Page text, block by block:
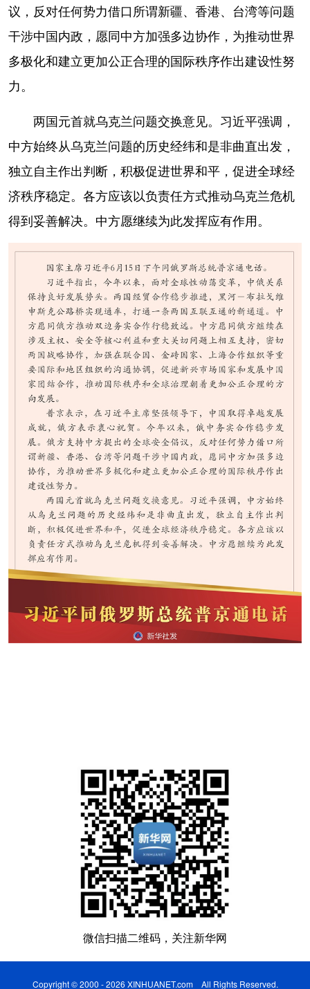
Deutsch Português
议，反对任何势力借口所谓新疆、香港、台湾等问题
干涉中国内政，愿同中方加强多边协作，为推动世界
多极化和建立更加公正合理的国际秩序作出建设性努
力。
两国元首就乌克兰问题交换意见。习近平强调，
中方始终从乌克兰问题的历史经纬和是非曲直出发，
独立自主作出判断，积极促进世界和平，促进全球经
济秩序稳定。各方应该以负责任方式推动乌克兰危机
得到妥善解决。中方愿继续为此发挥应有作用。
微信扫描二维码，关注新华网
Copyright © 2000 - 2026 XINHUANET.com All Rights Reserved.